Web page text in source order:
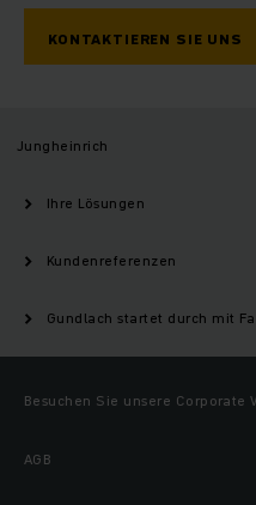
KONTAKTIEREN SIE UNS
Jungheinrich
Ihre Lösungen
Kundenreferenzen
Gundlach startet durch mit
Besuchen Sie unsere Corporate
AGB